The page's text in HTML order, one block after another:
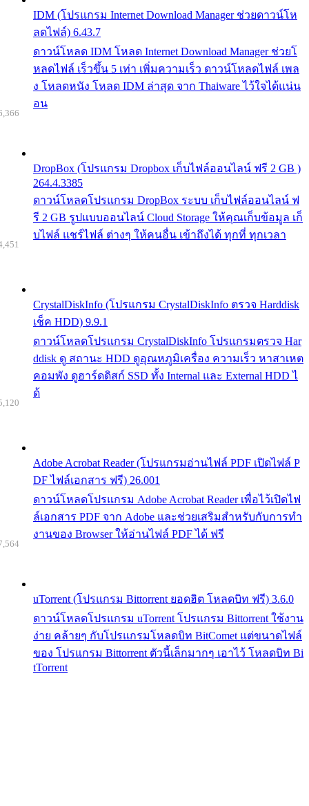
IDM (โปรแกรม Internet Download Manager ช่วยดาวน์โห
ลดไฟล์) 6.43.7
ดาวน์โหลด IDM โหลด Internet Download Manager ช่วยโ
หลดไฟล์ เร็วขึ้น 5 เท่า เพิ่มความเร็ว ดาวน์โหลดไฟล์ เพล
ง โหลดหนัง โหลด IDM ล่าสุด จาก Thaiware ไว้ใจได้แน่น
อน
DropBox (โปรแกรม Dropbox เก็บไฟล์ออนไลน์ ฟรี 2 GB )
264.4.3385
ดาวน์โหลดโปรแกรม DropBox ระบบ เก็บไฟล์ออนไลน์ ฟ
รี 2 GB รูปแบบออนไลน์ Cloud Storage ให้คุณเก็บข้อมูล เก็
บไฟล์ แชร์ไฟล์ ต่างๆ ให้คนอื่น เข้าถึงได้ ทุกที่ ทุกเวลา
CrystalDiskInfo (โปรแกรม CrystalDiskInfo ตรวจ Harddisk
เช็ค HDD) 9.9.1
ดาวน์โหลดโปรแกรม CrystalDiskInfo โปรแกรมตรวจ Har
ddisk ดู สถานะ HDD ดูอุณหภูมิเครื่อง ความเร็ว หาสาเหต
คอมพัง ดูฮาร์ดดิสก์ SSD ทั้ง Internal และ External HDD ไ
ด้
Adobe Acrobat Reader (โปรแกรมอ่านไฟล์ PDF เปิดไฟล์ P
DF ไฟล์เอกสาร ฟรี) 26.001
ดาวน์โหลดโปรแกรม Adobe Acrobat Reader เพื่อไว้เปิดไฟ
ล์เอกสาร PDF จาก Adobe และช่วยเสริมสำหรับกับการทำ
งานของ Browser ให้อ่านไฟล์ PDF ได้ ฟรี
uTorrent (โปรแกรม Bittorrent ยอดฮิต โหลดบิท ฟรี) 3.6.0
ดาวน์โหลดโปรแกรม uTorrent โปรแกรม Bittorrent ใช้งาน
ง่าย คล้ายๆ กับโปรแกรมโหลดบิท BitComet แต่ขนาดไฟล์
ของ โปรแกรม Bittorrent ตัวนี้เล็กมากๆ เอาไว้ โหลดบิท Bi
tTorrent